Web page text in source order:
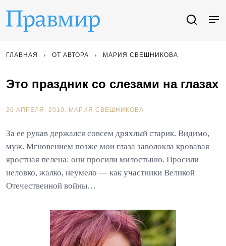
ГЛАВНАЯ ОТ АВТОРА МАРИЯ СВЕШНИКОВА
Это праздник со слезами на глазах
26 АПРЕЛЯ, 2010. МАРИЯ СВЕШНИКОВА
За ее рукав держался совсем дряхлый старик. Видимо,
муж. Мгновением позже мои глаза заволокла кровавая
яростная пелена: они просили милостыню. Просили
неловко, жалко, неумело — как участники Великой
Отечественной войны…